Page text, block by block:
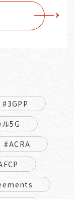
#3GPP
5G
#ACRA